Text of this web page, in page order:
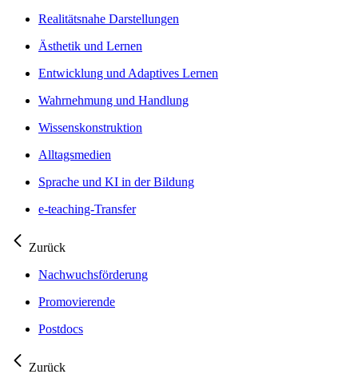
Realitätsnahe Darstellungen
Ästhetik und Lernen
Entwicklung und Adaptives Lernen
Wahrnehmung und Handlung
Wissenskonstruktion
Alltagsmedien
Sprache und KI in der Bildung
e-teaching-Transfer
Zurück
Nachwuchsförderung
Promovierende
Postdocs
Zurück